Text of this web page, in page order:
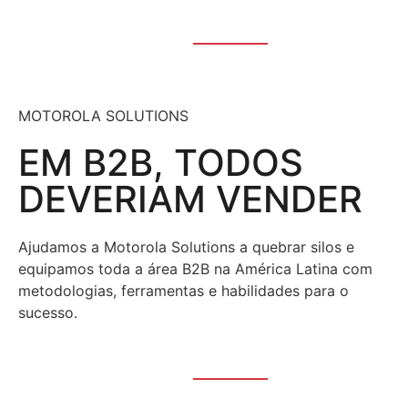
MOTOROLA SOLUTIONS
EM B2B, TODOS
DEVERIAM VENDER
Ajudamos a Motorola Solutions a quebrar silos e
equipamos toda a área B2B na América Latina com
metodologias, ferramentas e habilidades para o
sucesso.